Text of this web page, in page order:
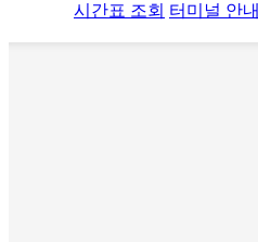
시간표 조회 터미널 안내